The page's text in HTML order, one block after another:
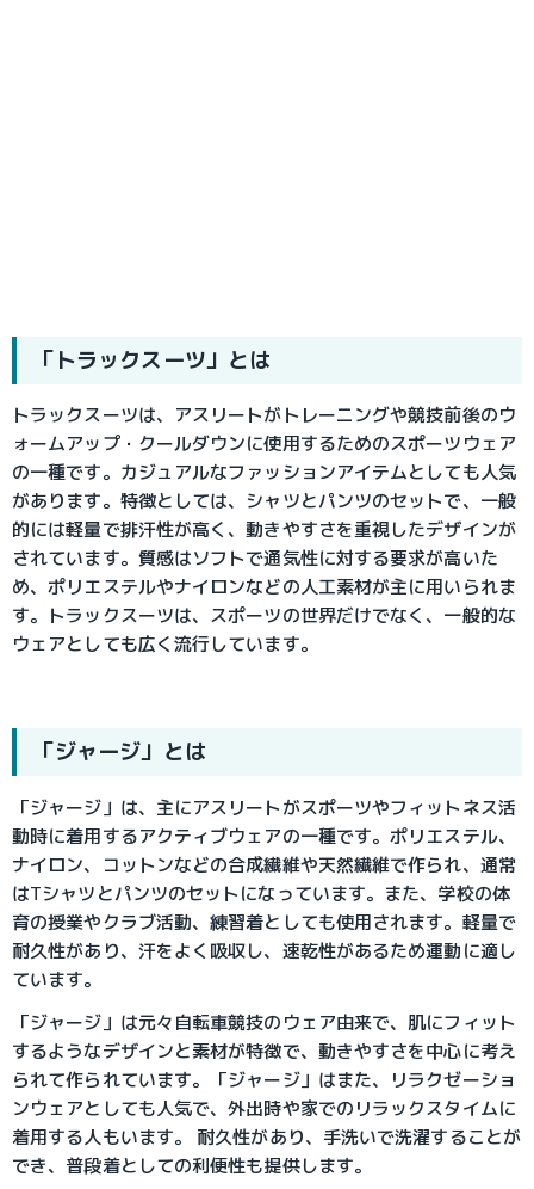
「トラックスーツ」とは
トラックスーツは、アスリートがトレーニングや競技前後のウ
ォームアップ・クールダウンに使用するためのスポーツウェア
の一種です。カジュアルなファッションアイテムとしても人気
があります。特徴としては、シャツとパンツのセットで、一般
的には軽量で排汗性が高く、動きやすさを重視したデザインが
されています。質感はソフトで通気性に対する要求が高いた
め、ポリエステルやナイロンなどの人工素材が主に用いられま
す。トラックスーツは、スポーツの世界だけでなく、一般的な
ウェアとしても広く流行しています。
「ジャージ」とは
「ジャージ」は、主にアスリートがスポーツやフィットネス活
動時に着用するアクティブウェアの一種です。ポリエステル、
ナイロン、コットンなどの合成繊維や天然繊維で作られ、通常
はTシャツとパンツのセットになっています。また、学校の体
育の授業やクラブ活動、練習着としても使用されます。軽量で
耐久性があり、汗をよく吸収し、速乾性があるため運動に適し
ています。
「ジャージ」は元々自転車競技のウェア由来で、肌にフィット
するようなデザインと素材が特徴で、動きやすさを中心に考え
られて作られています。「ジャージ」はまた、リラクゼーショ
ンウェアとしても人気で、外出時や家でのリラックスタイムに
着用する人もいます。 耐久性があり、手洗いで洗濯することが
でき、普段着としての利便性も提供します。